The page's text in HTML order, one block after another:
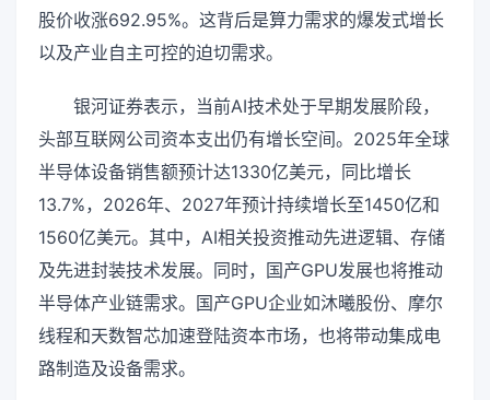
股价收涨692.95%。这背后是算力需求的爆发式增长
以及产业自主可控的迫切需求。
银河证券表示，当前AI技术处于早期发展阶段，
头部互联网公司资本支出仍有增长空间。2025年全球
半导体设备销售额预计达1330亿美元，同比增长
13.7%，2026年、2027年预计持续增长至1450亿和
1560亿美元。其中，AI相关投资推动先进逻辑、存储
及先进封装技术发展。同时，国产GPU发展也将推动
半导体产业链需求。国产GPU企业如沐曦股份、摩尔
线程和天数智芯加速登陆资本市场，也将带动集成电
路制造及设备需求。